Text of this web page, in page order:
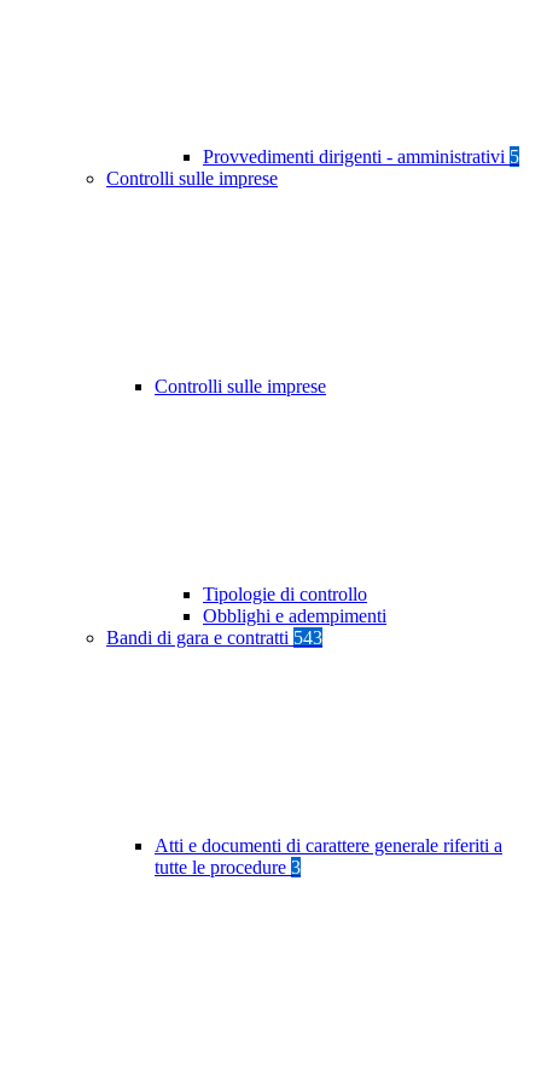
Provvedimenti dirigenti - amministrativi 5
Controlli sulle imprese
Controlli sulle imprese
Tipologie di controllo
Obblighi e adempimenti
Bandi di gara e contratti 543
Atti e documenti di carattere generale riferiti a
tutte le procedure 3